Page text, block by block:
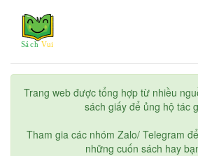
Trang web được tổng hợp từ nhiều
sách giấy để ủng hộ tác
Tham gia các nhóm Zalo/ Telegram
những cuốn sách hay